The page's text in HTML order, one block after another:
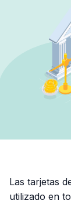
Las tarjetas
utilizado en